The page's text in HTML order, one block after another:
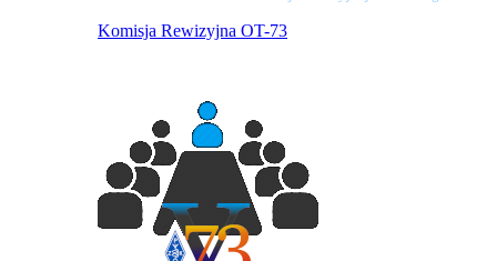
Komisja Rewizyjna OT-73